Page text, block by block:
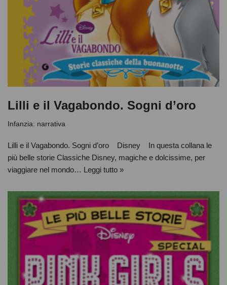
Lilli e il Vagabondo. Sogni d’oro
Infanzia: narrativa
Lilli e il Vagabondo. Sogni d’oro Disney In questa collana le
più belle storie Classiche Disney, magiche e dolcissime, per
viaggiare nel mondo… Leggi tutto »